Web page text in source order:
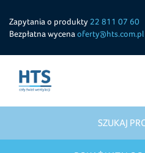
Zapytania o produkty 22 811 07 60
Bezpłatna wycena oferty@hts.com.pl
SZUKAJ